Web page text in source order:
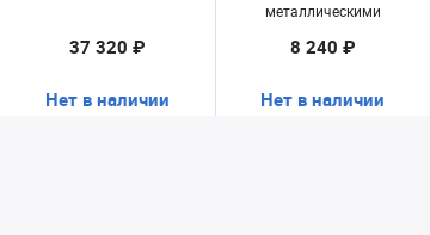
37 320 ₽
Нет в наличии
металлическими
8 240 ₽
Нет в наличии